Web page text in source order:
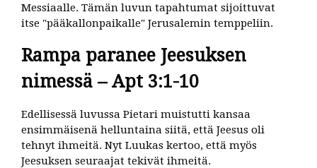
Messiaalle. Tämän luvun tapahtumat sijoittuvat
itse "pääkallonpaikalle" Jerusalemin temppeliin.
Rampa paranee Jeesuksen
nimessä – Apt 3:1-10
Edellisessä luvussa Pietari muistutti kansaa
ensimmäisenä helluntaina siitä, että Jeesus oli
tehnyt ihmeitä. Nyt Luukas kertoo, että myös
Jeesuksen seuraajat tekivät ihmeitä.